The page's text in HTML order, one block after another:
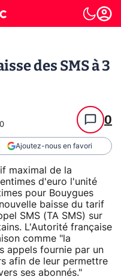
des SMS à 3
0
Ajoutez-nous en favori
maximal de la
d'euro l'unité
pour Bouygues
baisse du tarif
SMS (TA SMS) sur
L'Autorité française
comme "la
appels fournie par un
afin de leur permettre
ses abonnés."